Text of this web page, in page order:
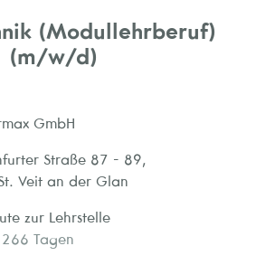
(Modullehrberuf)
(m/w/d)
GmbH
Straße 87 - 89,
Veit an der Glan
zur Lehrstelle
Tagen